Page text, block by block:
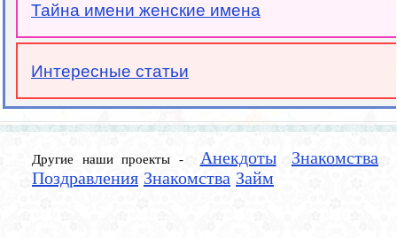
Тайна имени женские имена
Интересные статьи
Другие наши проекты - Анекдоты
Знакомства
Поздравления Знакомства Займ